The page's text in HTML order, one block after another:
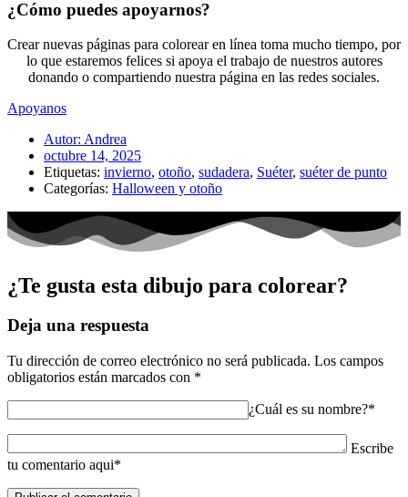
¿Cómo puedes apoyarnos?
Crear nuevas páginas para colorear en línea toma mucho tiempo, por
lo que estaremos felices si apoya el trabajo de nuestros autores
donando o compartiendo nuestra página en las redes sociales.
Apoyanos
Autor: Andrea
octubre 14, 2025
Etiquetas: invierno, otoño, sudadera, Suéter, suéter de punto
Categorías: Halloween y otoño
¿Te gusta esta dibujo para colorear?
Deja una respuesta
Tu dirección de correo electrónico no será publicada. Los campos
obligatorios están marcados con *
¿Cuál es su nombre?*
Escribe
tu comentario aqui*